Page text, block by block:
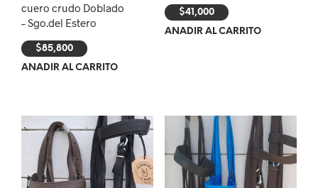
cuero crudo Doblado
– Sgo.del Estero
$85,800
AÑADIR AL CARRITO
$41,000
AÑADIR AL CARRITO